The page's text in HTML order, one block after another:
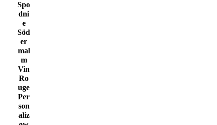
Spo
dni
e
Söd
er
mal
m
Vin
Ro
uge
Per
son
aliz